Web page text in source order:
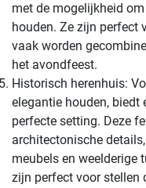
met de mogelijkheid
houden. Ze zijn perfect
vaak worden
het avondfeest.
Historisch herenhuis:
elegantie houden, biedt
perfecte setting. Deze
architectonische
meubels en weelderige
zijn perfect voor stellen